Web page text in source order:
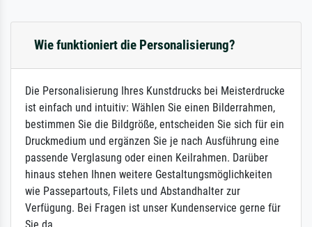
Wie funktioniert die Personalisierung?
Die Personalisierung Ihres Kunstdrucks bei Meisterdrucke
ist einfach und intuitiv: Wählen Sie einen Bilderrahmen,
bestimmen Sie die Bildgröße, entscheiden Sie sich für ein
Druckmedium und ergänzen Sie je nach Ausführung eine
passende Verglasung oder einen Keilrahmen. Darüber
hinaus stehen Ihnen weitere Gestaltungsmöglichkeiten
wie Passepartouts, Filets und Abstandhalter zur
Verfügung. Bei Fragen ist unser Kundenservice gerne für